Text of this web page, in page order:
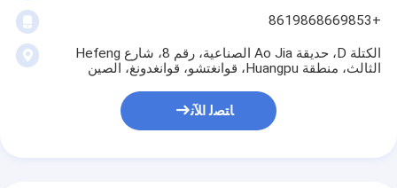
+8619868669853
الكتلة D، حديقة Ao Jia الصناعية، رقم 8، شارع Hefeng
الثالث، منطقة Huangpu، قوانغتشو، قوانغدونغ، الصين
ﺎﺘﺼﻟ ﺍﻶﻧ